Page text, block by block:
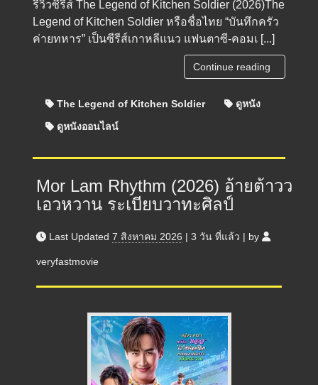
รีวิวซีรีส์ The Legend of Kitchen Soldier (2026)The
Legend of Kitchen Soldier หรือชื่อไทย “บันทึกครัว
ค่ายทหาร” เป็นซีรีส์เกาหลีแนว แฟนตาซี-คอมเ [...]
Continue reading
The Legend of Kitchen Soldier
ดูหนัง
ดูหนังออนไลน์
Mor Lam Rhythm (2026) อ้ายต้าวว
เอวหวาน ระเบียบวาทะศิลป์
Last Updated 7 สิงหาคม 2026 | 3 วัน ที่แล้ว | by
veryfastmovie